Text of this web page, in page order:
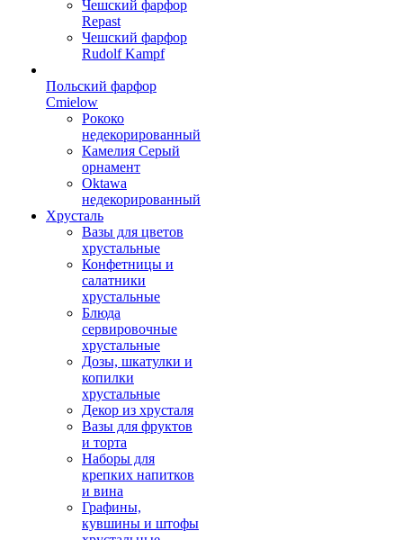
Чешский фарфор
Repast
Чешский фарфор
Rudolf Kampf
Польский фарфор
Сmielow
Рококо
недекорированный
Камелия Серый
орнамент
Oktawa
недекорированный
Хрусталь
Вазы для цветов
хрустальные
Конфетницы и
салатники
хрустальные
Блюда
сервировочные
хрустальные
Дозы, шкатулки и
копилки
хрустальные
Декор из хрусталя
Вазы для фруктов
и торта
Наборы для
крепких напитков
и вина
Графины,
кувшины и штофы